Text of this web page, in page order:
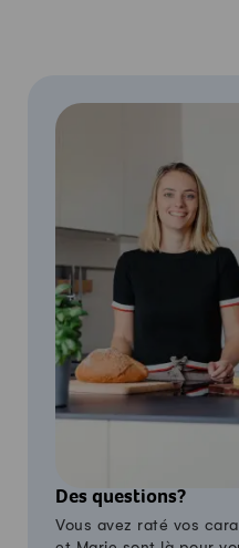
Des questions?
Vous avez raté vos